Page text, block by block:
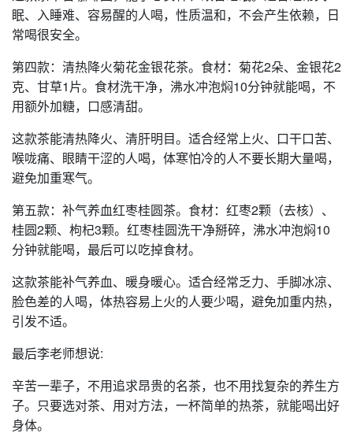
眠、入睡难、容易醒的人喝，性质温和，不会产生依赖，日
常喝很安全。
第四款：清热降火菊花金银花茶。食材：菊花2朵、金银花2
克、甘草1片。食材洗干净，沸水冲泡焖10分钟就能喝，不
用额外加糖，口感清甜。
这款茶能清热降火、清肝明目。适合经常上火、口干口苦、
喉咙痛、眼睛干涩的人喝，体寒怕冷的人不要长期大量喝，
避免加重寒气。
第五款：补气养血红枣桂圆茶。食材：红枣2颗（去核）、
桂圆2颗、枸杞3颗。红枣桂圆洗干净掰碎，沸水冲泡焖10
分钟就能喝，最后可以吃掉食材。
这款茶能补气养血、暖身暖心。适合经常乏力、手脚冰凉、
脸色差的人喝，体热容易上火的人要少喝，避免加重内热，
引发不适。
最后李老师想说:
辛苦一辈子，不用追求昂贵的名茶，也不用找复杂的养生方
子。只要选对茶、用对方法，一杯简单的热茶，就能喝出好
身体。